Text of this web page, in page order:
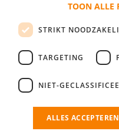
login gegevens onthouden
login
Bedrijf aanmelden
nieuwe collega/werknemer
TOON ALLE
STRIKT
TARGETING
NIET-
ALLES ACCEPTEREN